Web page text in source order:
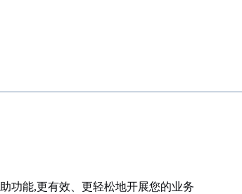
功能,更有效、更轻松地开展您的业务